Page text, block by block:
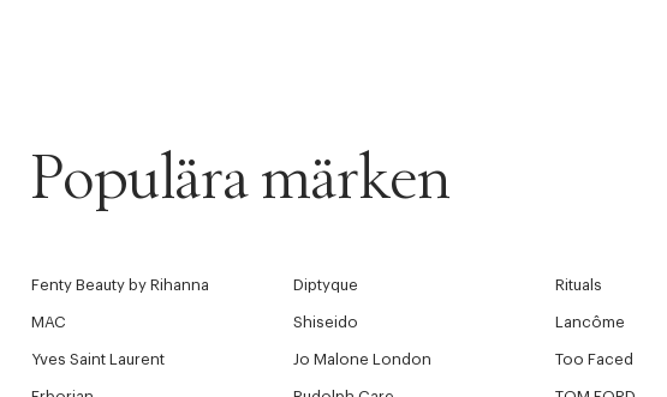
Populära märken
Fenty Beauty by Rihanna Diptyque Rituals
MAC Shiseido Lancôme
Yves Saint Laurent Jo Malone London Too Faced